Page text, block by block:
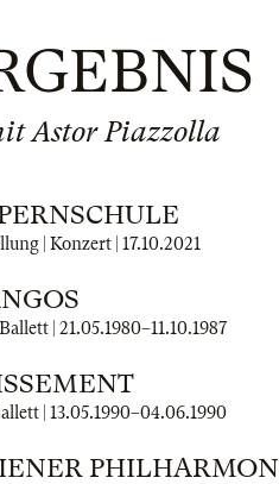
Astor Piazzolla
| Konzert | 17.10.2021
| 21.05.1980–11.10.1987
| 13.05.1990–04.06.1990